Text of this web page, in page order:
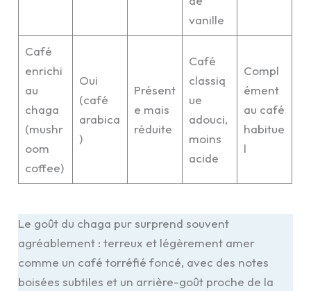
vanille
Café
enrichi
au
chaga
(mushr
oom
coffee)
Oui
(café
arabica
)
Présent
e mais
réduite
Café
classiq
ue
adouci,
moins
acide
Compl
ément
au café
habitue
l
Le goût du chaga pur surprend souvent
agréablement : terreux et légèrement amer
comme un café torréfié foncé, avec des notes
boisées subtiles et un arrière-goût proche de la